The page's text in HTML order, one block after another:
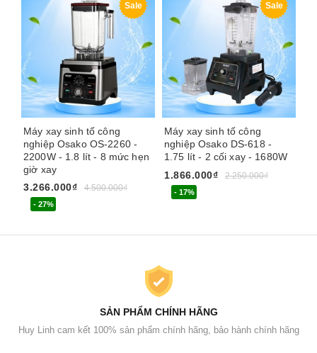
Sale
Máy xay sinh tố công
nghiệp Osako OS-2260 -
2200W - 1.8 lít - 8 mức hẹn
giờ xay
3.266.000₫
4.500.000₫
- 27%
Sale
Máy xay sinh tố công
nghiệp Osako DS-618 -
1.75 lít - 2 cối xay - 1680W
1.866.000₫
2.250.000₫
- 17%
SẢN PHẨM CHÍNH HÃNG
Huy Linh cam kết 100% sản phẩm chính hãng, bảo hành chính hãng